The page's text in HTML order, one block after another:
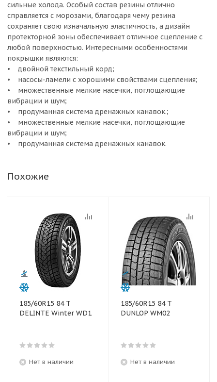
сильные холода. Особый состав резины отлично
справляется с морозами, благодаря чему резина
сохраняет свою изначальную эластичность, а дизайн
протекторной зоны обеспечивает отличное сцепление с
любой поверхностью. Интересными особенностями
покрышки являются:
• двойной текстильный корд;
• насосы-ламели с хорошими свойствами сцепления;
• множественные мелкие насечки, поглощающие
вибрации и шум;
• продуманная система дренажных канавок.;
• множественные мелкие насечки, поглощающие
вибрации и шум;
• продуманная система дренажных канавок.
Похожие
185/60R15 84 T
DELINTE Winter WD1
Нет в наличии
185/60R15 84 T
DUNLOP WM02
Нет в наличии